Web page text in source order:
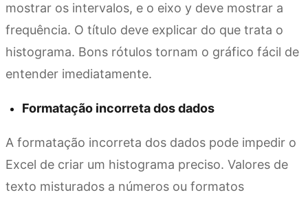
mostrar os intervalos, e o eixo y deve mostrar a
frequência. O título deve explicar do que trata o
histograma. Bons rótulos tornam o gráfico fácil de
entender imediatamente.
Formatação incorreta dos dados
A formatação incorreta dos dados pode impedir o
Excel de criar um histograma preciso. Valores de
texto misturados a números ou formatos